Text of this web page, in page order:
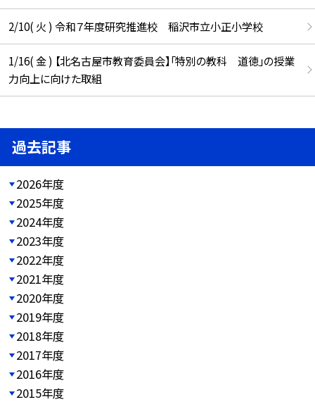
2/10( 火 ) 令和７年度研究推進校 稲沢市立小正小学校
1/16( 金 ) 【北名古屋市教育委員会】「特別の教科 道徳」の授業
力向上に向けた取組
過去記事
2026年度
2025年度
2024年度
2023年度
2022年度
2021年度
2020年度
2019年度
2018年度
2017年度
2016年度
2015年度